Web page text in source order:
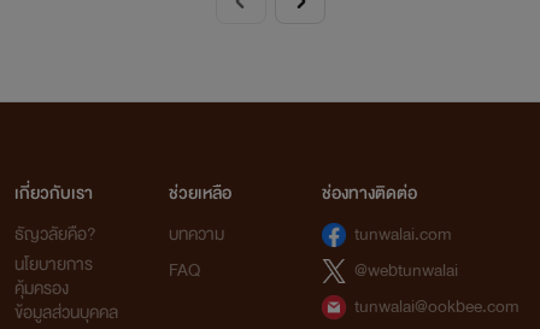
เกี่ยวกับเรา
ธัญวลัยคือ?
นโยบายการ
คุ้มครอง
ข้อมูลส่วนบุคคล
ช่วยเหลือ
บทความ
FAQ
ช่องทางติดต่อ
tunwalai.com
@webtunwalai
tunwalai@ookbee.com